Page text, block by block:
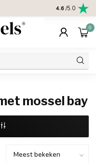
2 jaar
4.6 /5.0
0
mossel bay